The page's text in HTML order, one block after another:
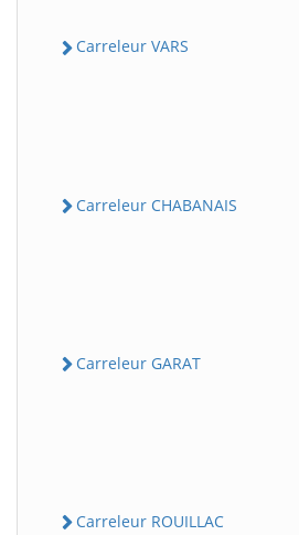
Carreleur VARS
Carreleur CHABANAIS
Carreleur GARAT
Carreleur ROUILLAC